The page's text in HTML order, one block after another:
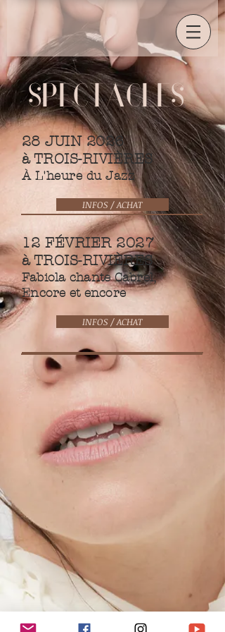
SPECTACLES
28 JUIN 2026
à TROIS-RIVIÈRES
À L'heure du Jazz
INFOS / ACHAT
12 FÉVRIER 2027
à TROIS-RIVIÈRES
Fabiolachante Cabrel,
Encore et encore
INFOS / ACHAT